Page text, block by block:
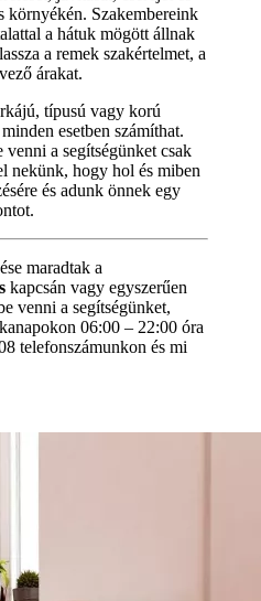
környékén. Szakembereink
a hátuk mögött állnak
a remek szakértelmet, a
árakat.
típusú vagy korú
esetben számíthat.
a segítségünket csak
nekünk, hogy hol és miben
és adunk önnek egy
maradtak a
kapcsán vagy egyszerűen
venni a segítségünket,
06:00 – 22:00 óra
telefonszámunkon és mi